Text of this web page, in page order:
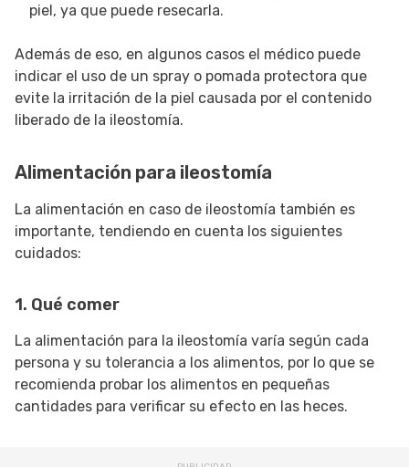
piel, ya que puede resecarla.
Además de eso, en algunos casos el médico puede
indicar el uso de un spray o pomada protectora que
evite la irritación de la piel causada por el contenido
liberado de la ileostomía.
Alimentación para ileostomía
La alimentación en caso de ileostomía también es
importante, tendiendo en cuenta los siguientes
cuidados:
1. Qué comer
La alimentación para la ileostomía varía según cada
persona y su tolerancia a los alimentos, por lo que se
recomienda probar los alimentos en pequeñas
cantidades para verificar su efecto en las heces.